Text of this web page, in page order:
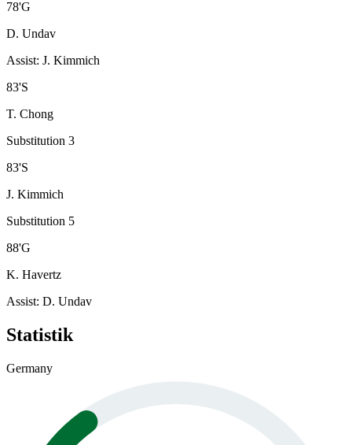
78'G
D. Undav
Assist: J. Kimmich
83'S
T. Chong
Substitution 3
83'S
J. Kimmich
Substitution 5
88'G
K. Havertz
Assist: D. Undav
Statistik
Germany